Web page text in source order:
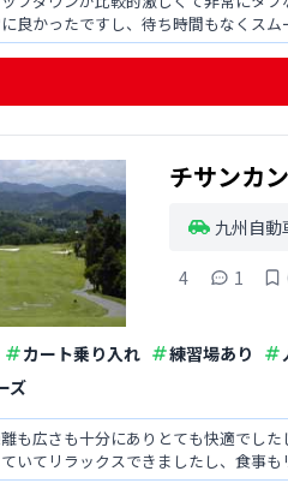
良かったですし、待ち時間もなくスム
チサンカ
九州自
4 1
カート乗り入れ 練習場あり
ズ
も広さも十分にありとても快適でし
ていてリラックスできましたし、食事も